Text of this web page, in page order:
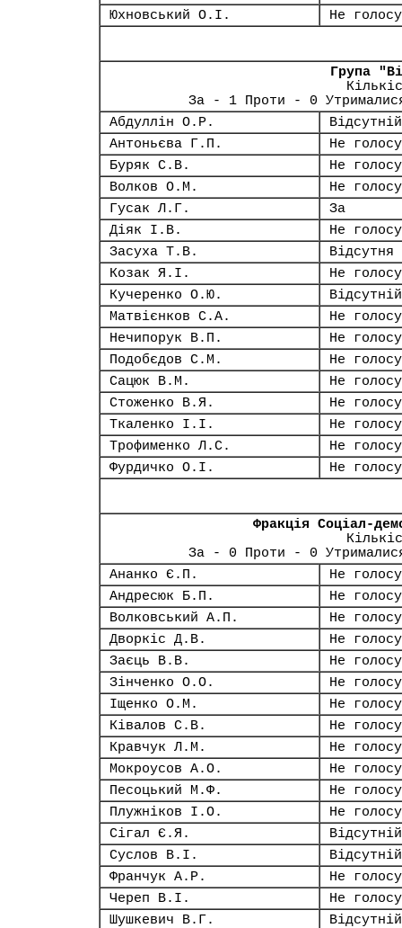
Юхновський О.І.
Не
Група
За - 1 Проти - 0
Абдуллін О.Р.
Відсутній
Антоньєва Г.П.
Не
Буряк С.В.
Не
Волков О.М.
Не
Гусак Л.Г.
За
Діяк І.В.
Не
Засуха Т.В.
Відсутня
Козак Я.І.
Не
Кучеренко О.Ю.
Відсутній
Матвієнков С.А.
Не
Нечипорук В.П.
Не
Подобєдов С.М.
Не
Сацюк В.М.
Не
Стоженко В.Я.
Не
Ткаленко І.І.
Не
Трофименко Л.С.
Не
Фурдичко О.І.
Не
Фракція Соціал-
За - 0 Проти - 0
Ананко Є.П.
Не
Андресюк Б.П.
Не
Волковський А.П.
Не
Дворкіс Д.В.
Не
Заєць В.В.
Не
Зінченко О.О.
Не
Іщенко О.М.
Не
Ківалов С.В.
Не
Кравчук Л.М.
Не
Мокроусов А.О.
Не
Песоцький М.Ф.
Не
Плужніков І.О.
Не
Сігал Є.Я.
Відсутній
Суслов В.І.
Відсутній
Франчук А.Р.
Не
Череп В.І.
Не
Шушкевич В.Г.
Відсутній